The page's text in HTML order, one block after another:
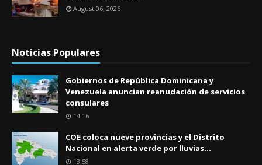
August 06, 2026
Noticias Populares
Gobiernos de República Dominicana y
Venezuela anuncian reanudación de servicios
consulares
14:16
COE coloca nueve provincias y el Distrito
Nacional en alerta verde por lluvias...
13:58